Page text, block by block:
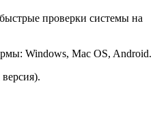
проверки системы на
Windows, Mac OS, Android.